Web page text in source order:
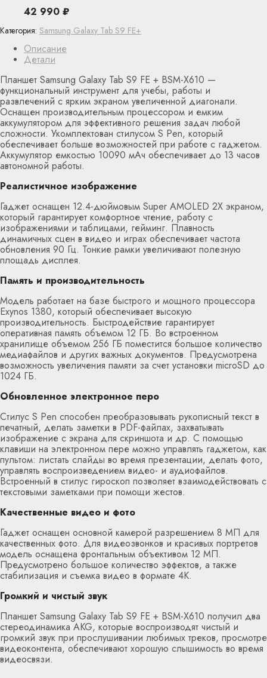
Описание
Детали
Планшет Samsung Galaxy Tab S9 FE + BSM-X610 —
функциональный инструмент для учебы, работы и
развлечений с ярким экраном увеличенной диагонали.
Оснащен производительным процессором и емким
аккумулятором для эффективного решения задач любой
сложности. Укомплектован стилусом S Pen, который
обеспечивает больше возможностей при работе с гаджетом.
Аккумулятор емкостью 10090 мАч обеспечивает до 13 часов
автономной работы.
Реалистичное изображение
Гаджет оснащен 12.4-дюймовым Super AMOLED 2X экраном,
который гарантирует комфортное чтение, работу с
изображениями и таблицами, гейминг. Плавность
динамичных сцен в видео и играх обеспечивает частота
обновления 90 Гц. Тонкие рамки увеличивают полезную
площадь дисплея.
Память и производительность
Модель работает на базе быстрого и мощного процессора
Exynos 1380, который обеспечивает высокую
производительность. Быстродействие гарантирует
оперативная память объемом 12 ГБ. Во встроенном
хранилище объемом 256 ГБ поместится большое количество
медиафайлов и других важных документов. Предусмотрена
возможность увеличения памяти за счет установки microSD до
1024 ГБ.
Обновленное электронное перо
Стилус S Pen способен преобразовывать рукописный текст в
печатный, делать заметки в PDF-файлах, захватывать
изображение с экрана для скриншота и др. С помощью
клавиши на электронном пере можно управлять гаджетом, как
пультом: листать слайды во время презентации, делать фото,
управлять воспроизведением видео- и аудиофайлов.
Встроенный в стилус гироскоп позволяет взаимодействовать с
текстовыми заметками при помощи жестов.
Качественные видео и фото
Гаджет оснащен основной камерой разрешением 8 МП для
качественных фото. Для видеозвонков и красивых портретов
модель оснащена фронтальным объективом 12 МП.
Предусмотрено большое количество эффектов, а также
стабилизация и съемка видео в формате 4К.
Громкий и чистый звук
Планшет Samsung Galaxy Tab S9 FE + BSM-X610 получил два
стереодинамика AKG, которые воспроизводят чистый и
громкий звук при прослушивании любимых треков, просмотре
видеоконтента, обеспечивают хорошую слышимость во время
видеосвязи.
Категория: Samsung Galaxy Tab S9 FE+
42 990 ₽